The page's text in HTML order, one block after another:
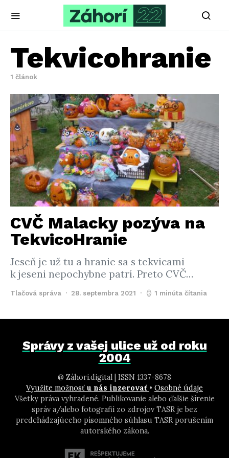
Tekvicohranie
1 článok
CVČ Malacky pozýva na
TekvicoHranie
Jeseň je už tu a hranie sa s tekvicami
k jeseni nepochybne patrí. Preto CVČ…
Tlačová správa 28. septembra 2021 1 minúta čítania
Správy z vašej ulice už od roku
2004
@ Záhori.digital | ISSN 1337-8678
Využite možnosť u nás inzerovať • Osobné údaje
Všetky práva vyhradené. Publikovanie alebo ďalšie šírenie
správ a/alebo fotografií zo zdrojov TASR je bez
predchádzajúceho písomného súhlasu TASR porušením
autorského zákona.